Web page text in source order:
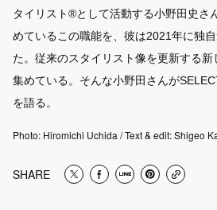
FOOD
STAFF
タイリスト®︎として活動する小野田史さ
めているこの職能を、彼は2021年に独
た。従来のスタイリスト像を更新する
集めている。そんな小野田さんが
を語る。
Photo: Hiromichi Uchida / Text & edit: Shigeo
SHARE